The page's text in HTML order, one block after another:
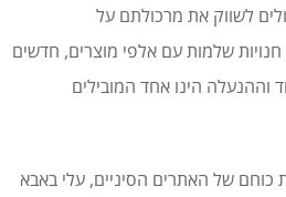
לשווק את מרכולתם על
שלמות עם אלפי מוצרים, חדשים
וההנעלה הינו אחד המובילים
כוחם של האתרים הסיניים, עלי באבא